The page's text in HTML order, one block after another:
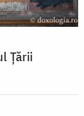
Țării